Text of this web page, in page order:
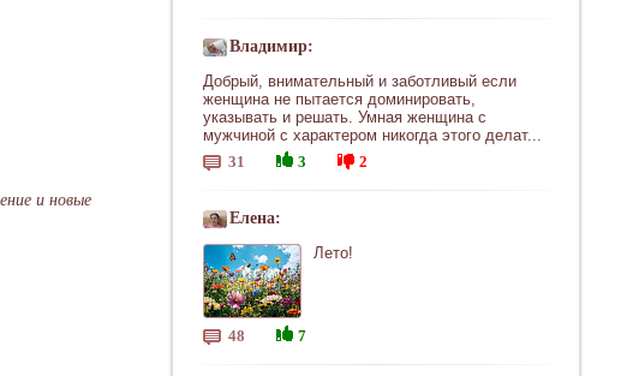
Владимир:
Добрый, внимательный и заботливый если
женщина не пытается доминировать,
указывать и решать. Умная женщина с
мужчиной с характером никогда этого делат...
31
3 2
Елена:
Лето!
48 7
и новые